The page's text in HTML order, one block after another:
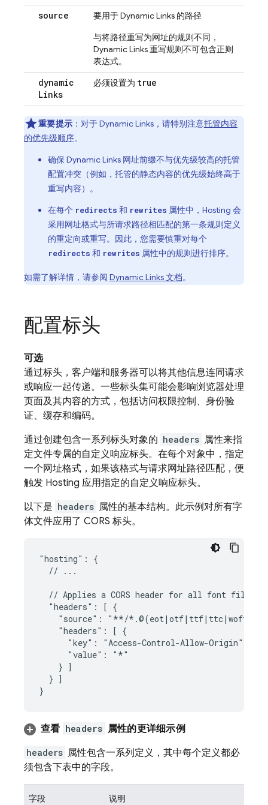
source
要用于Dynamic Links 的路径
与将路径重写为网址的规则不同，
Dynamic Links重写规则不可包含正则
表达式。
dynamic
Links
必须设置为 true
重要提示 ：对于Dynamic Links ，请特别注意托管内容
的优先级顺序。
确保Dynamic Links 网址前缀不与优先级较高的托管
配置冲突（例如，托管的静态内容的优先级始终高于
重写内容）。
在每个 redirects 和 rewrites 属性中， Hosting 会
采用网址格式与所请求路径相匹配的第一条规则定义
的重定向或重写。因此，您需要慎重对每个
redirects 和 rewrites 属性中的规则进行排序。
如需了解详情，请参阅 Dynamic Links文档。
配置标头
可选
通过标头，客户端和服务器可以将其他信息连同请求
或响应一起传递。一些标头集可能会影响浏览器处理
页面及其内容的方式，包括访问权限控制、身份验
证、缓存和编码。
通过创建包含一系列标头对象的 headers 属性来指
定文件专属的自定义响应标头。在每个对象中，指定
一个网址格式，如果该格式与请求网址路径匹配，便
触发 Hosting 应用指定的自定义响应标头。
以下是 headers 属性的基本结构。此示例对所有字
体文件应用了 CORS 标头。
"hosting": {
  // ...
  // Applies a CORS header for all font files
  "headers": [ {
"source": "**/
    "headers": [ {
      "key": "Access-Control-Allow-Origin",
      "value": "*"
    } ]
  } ]
查看 headers 属性的更详细示例
headers 属性包含一系列定义，其中每个定义都必
须包含下表中的字段。
字段 说明